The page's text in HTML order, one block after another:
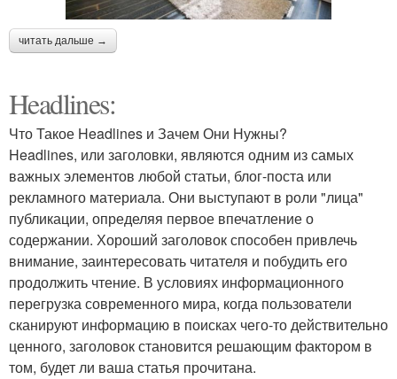
читать дальше →
Headlines:
Что Такое Headlines и Зачем Они Нужны?
Headlines, или заголовки, являются одним из самых
важных элементов любой статьи, блог-поста или
рекламного материала. Они выступают в роли "лица"
публикации, определяя первое впечатление о
содержании. Хороший заголовок способен привлечь
внимание, заинтересовать читателя и побудить его
продолжить чтение. В условиях информационного
перегрузка современного мира, когда пользователи
сканируют информацию в поисках чего-то действительно
ценного, заголовок становится решающим фактором в
том, будет ли ваша статья прочитана.